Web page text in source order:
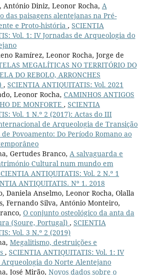
António Diniz, Leonor Rocha, A
das paisagens alentejanas na Pré-
e Proto-história , SCIENTIA
Vol. 1: IV Jornadas de Arqueologia do
Ramírez, Leonor Rocha, Jorge de
MEGALÍTICAS NO TERRITÓRIO DO
DO REBOLO, ARRONCHES
, SCIENTIA ANTIQUITATIS: Vol. 2021
Leonor Rocha, CAMINHOS ANTIGOS
DE MONFORTE , SCIENTIA
Vol. 1 N.º 2 (2017): Actas do III
de Arqueologia de Transição
Povoamento: Do Período Romano ao
Gertudes Branco, A salvaguarda e
Cultural num mundo em
ANTIQUITATIS: Vol. 2 N.º 1
ANTIQUITATIS. Nº 1. 2018
Daniela Anselmo, Leonor Rocha, Olalla
Fernando Silva, António Monteiro,
O conjunto osteológico da anta da
(Soure, Portugal) , SCIENTIA
Vol. 3 N.º 2 (2019)
Megalitismo, destruições e
, SCIENTIA ANTIQUITATIS: Vol. 1: IV
Arqueologia do Norte Alentejano
José Mirão, Novos dados sobre o